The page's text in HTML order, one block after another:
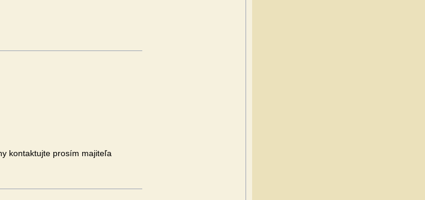
kontaktujte prosím majiteľa